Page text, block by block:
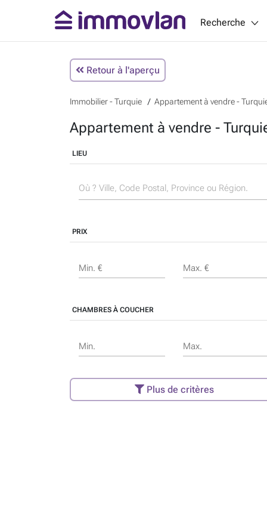
Recherche
Retour à l'aperçu
Immobilier - Turquie Appartement à vendre -
Appartement à vendre -
LIEU
PRIX
Min. € Max. €
CHAMBRES À COUCHER
Min. Max.
Plus de critères